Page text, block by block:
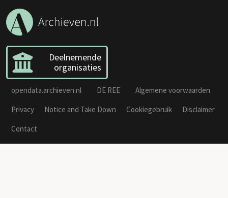
Deelnemende
organisaties
opendata.archieven.nl DE REE
Algemene voorwaarden
Privacy
Notice and Take Down Cookiegebruik
Disclaimer
Contact